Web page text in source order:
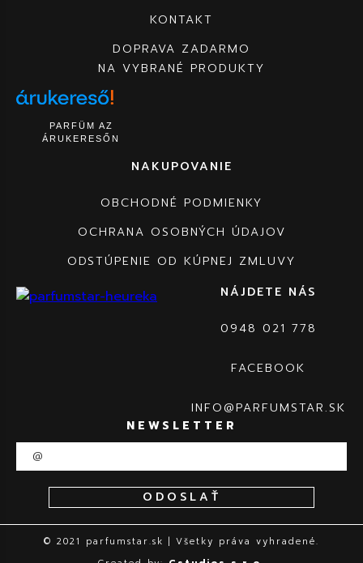
KONTAKT
DOPRAVA ZADARMO
NA VYBRANÉ PRODUKTY
PARFÜM AZ
ÁRUKERESŐN
NAKUPOVANIE
OBCHODNÉ PODMIENKY
OCHRANA OSOBNÝCH ÚDAJOV
ODSTÚPENIE OD KÚPNEJ ZMLUVY
NÁJDETE NÁS
0948 021 778
FACEBOOK
INFO@PARFUMSTAR.SK
NEWSLETTER
ODOSLAŤ
© 2021 parfumstar.sk | Všetky práva vyhradené.